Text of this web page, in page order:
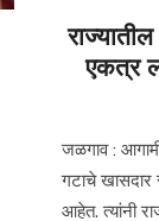
एकत्र
जळगाव :
गटाचे खासदार
आहेत. त्यांनी